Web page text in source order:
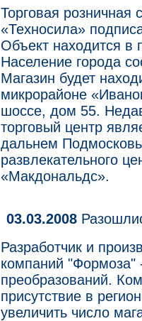
Торговая розничная
«Техносила»
Объект находится в
Население города
Магазин будет
микрорайоне
шоссе, дом 55.
торговый центр
дальнем
развлекательного
«Макдональдс».
03.03.2008
Разработчик и
компаний "Формоза"
преобразований.
присутствие в
увеличить число